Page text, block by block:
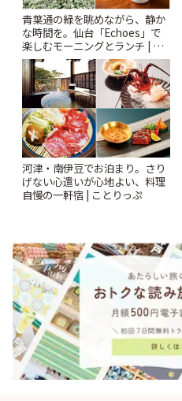
青葉通の緑を眺めながら、静か
な時間を。仙台「Echoes」で
楽しむモーニングとランチ | こ
とりっぷ
河津・南伊豆でお泊まり。さり
げない心遣いが心地よい、料理
自慢の一軒宿 | ことりっぷ